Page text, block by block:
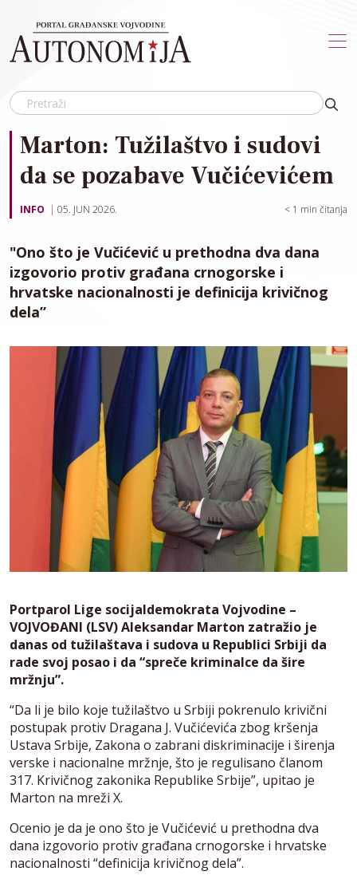
Marton: Tužilaštvo i sudovi
da se pozabave Vučićevićem
INFO 05. JUN 2026. < 1 min čitanja
"Ono što je Vučićević u prethodna dva dana
izgovorio protiv građana crnogorske i
hrvatske nacionalnosti je definicija krivičnog
dela”
Portparol Lige socijaldemokrata Vojvodine –
VOJVOĐANI (LSV) Aleksandar Marton zatražio je
danas od tužilaštava i sudova u Republici Srbiji da
rade svoj posao i da “spreče kriminalce da šire
mržnju”.
“Da li je bilo koje tužilaštvo u Srbiji pokrenulo krivični
postupak protiv Dragana J. Vučićevića zbog kršenja
Ustava Srbije, Zakona o zabrani diskriminacije i širenja
verske i nacionalne mržnje, što je regulisano članom
317. Krivičnog zakonika Republike Srbije”, upitao je
Marton na mreži X.
Ocenio je da je ono što je Vučićević u prethodna dva
dana izgovorio protiv građana crnogorske i hrvatske
nacionalnosti “definicija krivičnog dela”.